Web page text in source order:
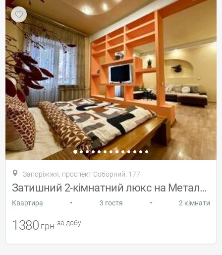
Запоріжжя, проспект Соборний, 177
Затишний 2-кімнатний люкс на Металургів
Квартира • 3 гостя • 2 кімнати
1380 грн за добу